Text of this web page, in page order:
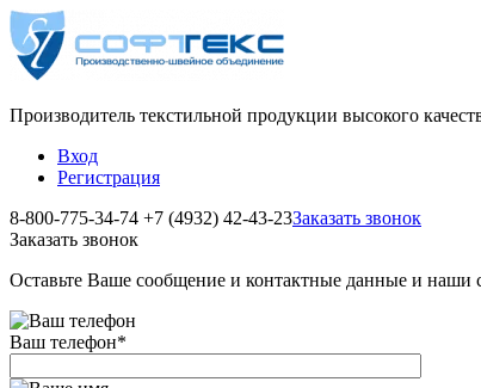
Производитель текстильной продукции высокого
Вход
Регистрация
8-800-775-34-74 +7 (4932) 42-43-23Заказать звонок
Заказать звонок
Оставьте Ваше сообщение и контактные данные и наши
Ваш телефон*